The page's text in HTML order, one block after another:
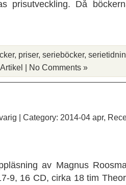
prisutveckling. Då
, priser, serieböcker,
Artikel | No Comments »
| Category: 2014-04 apr,
av Magnus
9, 16 CD, cirka 18 tim